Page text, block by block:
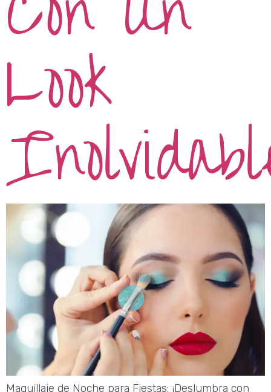
Look
Maquillaje de Noche para Fiestas: ¡Deslumbra con